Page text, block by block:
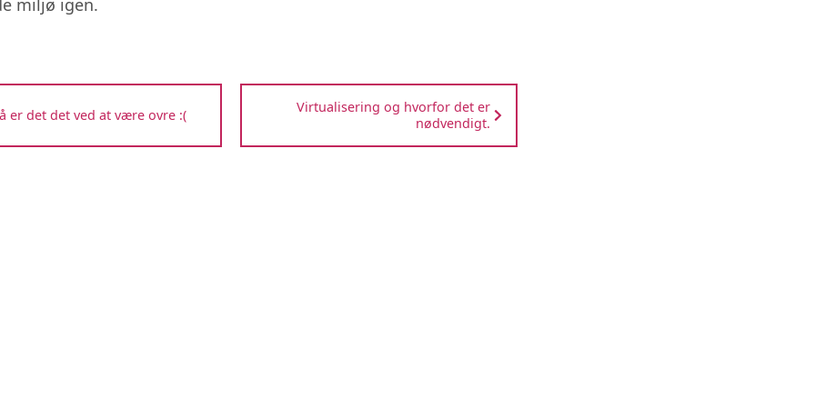
miljø igen.
er det det ved at være ovre :(
Virtualisering og hvorfor det er
nødvendigt.